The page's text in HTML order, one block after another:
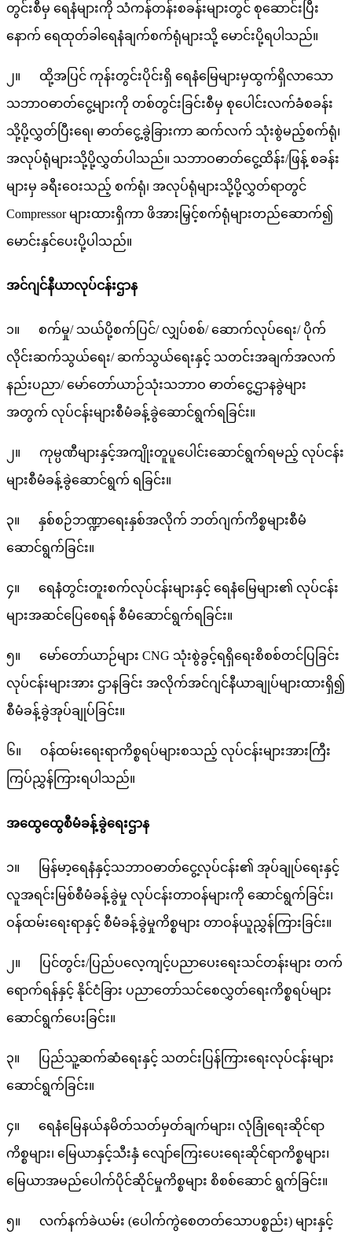
တွင်းစီမှ ရေနံများကို သံကန်တန်းစခန်းများတွင် စုဆောင်းပြီး
နောက် ရေထုတ်ခါရေနံချက်စက်ရုံများသို့ မောင်းပို့ရပါသည်။
၂။ ထို့အပြင် ကုန်းတွင်းပိုင်းရှိ ရေနံမြေများမှထွက်ရှိလာသော
သဘာဝဓာတ်ငွေ့များကို တစ်တွင်းခြင်းစီမှ စုပေါင်းလက်ခံစခန်း
သို့ပို့လွှတ်ပြီးရေ၊ ဓာတ်ငွေ့ခွဲခြားကာ ဆက်လက် သုံးစွဲမည့်စက်ရုံ၊
အလုပ်ရုံများသို့ပို့လွှတ်ပါသည်။ သဘာဝဓာတ်ငွေ့ထိန်း/ဖြန့် စခန်း
များမှ ခရီးဝေးသည့် စက်ရုံ၊ အလုပ်ရုံများသို့ပို့လွှတ်ရာတွင်
Compressor များထားရှိကာ ဖိအားမြှင့်စက်ရုံများတည်ဆောက်၍
မောင်းနှင်ပေးပို့ပါသည်။
အင်ဂျင်နီယာလုပ်ငန်းဌာန
၁။ စက်မှု/ သယ်ပို့စက်ပြင်/ လျှပ်စစ်/ ဆောက်လုပ်ရေး/ ပိုက်
လိုင်းဆက်သွယ်ရေး/ ဆက်သွယ်ရေးနှင့် သတင်းအချက်အလက်
နည်းပညာ/ မော်တော်ယာဉ်သုံးသဘာဝ ဓာတ်ငွေ့ဌာနခွဲများ
အတွက် လုပ်ငန်းများစီမံခန့်ခွဲဆောင်ရွက်ရခြင်း။
၂။ ကုမ္ပဏီများနှင့်အကျိုးတူပူပေါင်းဆောင်ရွက်ရမည့် လုပ်ငန်း
များစီမံခန့်ခွဲဆောင်ရွက် ရခြင်း။
၃။ နှစ်စဉ်ဘဏ္ဍာရေးနှစ်အလိုက် ဘတ်ဂျက်ကိစ္စများစီမံ
ဆောင်ရွက်ခြင်း။
၄။ ရေနံတွင်းတူးစက်လုပ်ငန်းများနှင့် ရေနံမြေများ၏ လုပ်ငန်း
များအဆင်ပြေစေရန် စီမံဆောင်ရွက်ရခြင်း။
၅။ မော်တော်ယာဉ်များ CNG သုံးစွဲခွင့်ရရှိရေးစိစစ်တင်ပြခြင်း
လုပ်ငန်းများအား ဌာနခြင်း အလိုက်အင်ဂျင်နီယာချုပ်များထားရှိ၍
စီမံခန့်ခွဲအုပ်ချုပ်ခြင်း။
၆။ ဝန်ထမ်းရေးရာကိစ္စရပ်များစသည့် လုပ်ငန်းများအားကြီး
ကြပ်ညွှန်ကြားရပါသည်။
အထွေထွေစီမံခန့်ခွဲရေးဌာန
၁။ မြန်မာ့ရေနံနှင့်သဘာဝဓာတ်ငွေ့လုပ်ငန်း၏ အုပ်ချုပ်ရေးနှင့်
လူအရင်းမြစ်စီမံခန့်ခွဲမှု လုပ်ငန်းတာဝန်များကို ဆောင်ရွက်ခြင်း၊
ဝန်ထမ်းရေးရာနှင့် စီမံခန့်ခွဲမှုကိစ္စများ တာဝန်ယူညွှန်ကြားခြင်း။
၂။ ပြင်တွင်း/ပြည်ပလေ့ကျင့်ပညာပေးရေးသင်တန်းများ တက်
ရောက်ရန်နှင့် နိုင်ငံခြား ပညာတော်သင်စေလွှတ်ရေးကိစ္စရပ်များ
ဆောင်ရွက်ပေးခြင်း။
၃။ ပြည်သူ့ဆက်ဆံရေးနှင့် သတင်းပြန်ကြားရေးလုပ်ငန်းများ
ဆောင်ရွက်ခြင်း။
၄။ ရေနံမြေနယ်နမိတ်သတ်မှတ်ချက်များ၊ လုံခြုံရေးဆိုင်ရာ
ကိစ္စများ၊ မြေယာနှင့်သီးနှံ လျော်ကြေးပေးရေးဆိုင်ရာကိစ္စများ၊
မြေယာအမည်ပေါက်ပိုင်ဆိုင်မှုကိစ္စများ စိစစ်ဆောင် ရွက်ခြင်း။
၅။ လက်နက်ခဲယမ်း (ပေါက်ကွဲစေတတ်သောပစ္စည်း) များနှင့်